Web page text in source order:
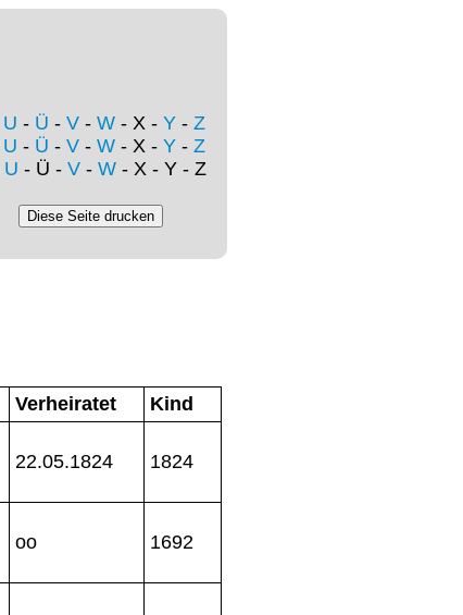
U - Ü - V - W - X - Y - Z
U - Ü - V - W - X - Y - Z
U - Ü - V- W- X - Y - Z
Verheiratet
Kind
22.05.1824 1824
oo 1692